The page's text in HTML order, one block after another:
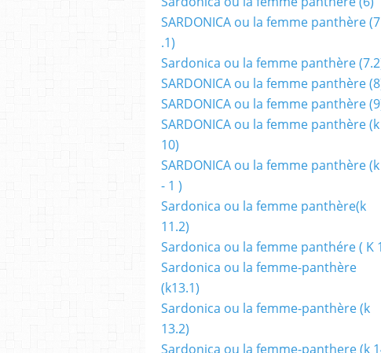
SARDONICA ou la femme panthère (7
.1)
Sardonica ou la femme panthère
SARDONICA ou la femme panthère
SARDONICA ou la femme panthère
SARDONICA ou la femme panthère (k
10)
SARDONICA ou la femme panthère (k
- 1 )
Sardonica ou la femme panthère(k
11.2)
Sardonica ou la femme panthére ( K
Sardonica ou la femme-panthère
(k13.1)
Sardonica ou la femme-panthère (k
13.2)
Sardonica ou la femme-panthere (k